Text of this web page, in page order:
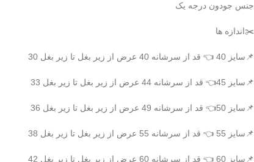
جنس جودون درجه یک
✂️اندازه ها
📌سایز 40 👈 قد از سرشانه 40 عرض از زیر بغل تا زیر بغل 30
📌سایز 45👈 قد از سرشانه 44 عرض از زیر بغل تا زیر بغل 33
📌سایز 50👈 قد از سرشانه 49 عرض از زیر بغل تا زیر بغل 36
📌سایز 55 👈 قد از سرشانه 55 عرض از زیر بغل تا زیر بغل 38
📌سایز 60 👈 قد از سرشانه 60 عرض از زیر بغل تا زیر بغل 42